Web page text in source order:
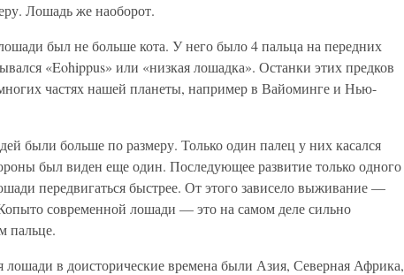
Лошадь же наоборот.
был не больше кота. У него было 4 пальца на передних
«Eohippus» или «низкая лошадка». Останки этих предков
частях нашей планеты, например в Вайоминге и Нью-
были больше по размеру. Только один палец у них касался
был виден еще один. Последующее развитие только одного
передвигаться быстрее. От этого зависело выживание —
современной лошади — это на самом деле сильно
пальце.
в доисторические времена были Азия, Северная Африка,